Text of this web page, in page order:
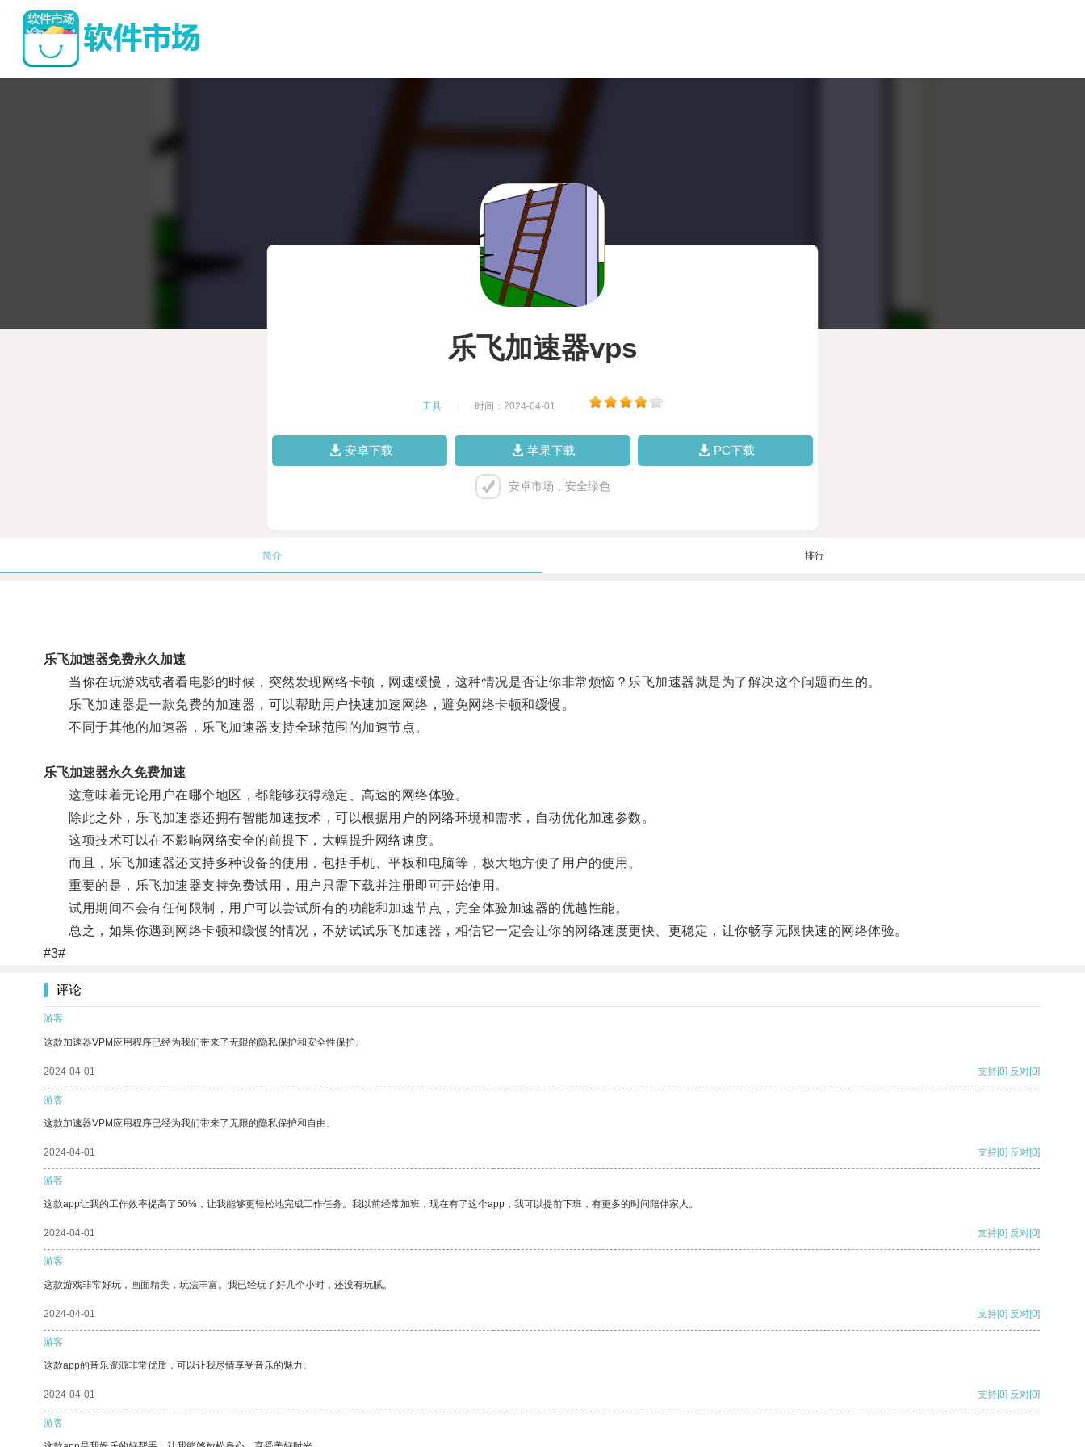
乐飞加速器vps
工具 时间：2024-04-01
安卓下载 苹果下载 PC下载
安卓市场，安全绿色
简介 排行
乐飞加速器免费永久加速
当你在玩游戏或者看电影的时候，突然发现网络卡顿，网速缓慢，这种情况是否让你非常烦恼？乐飞加速器就是为了解决这个问题而生的。
乐飞加速器是一款免费的加速器，可以帮助用户快速加速网络，避免网络卡顿和缓慢。
不同于其他的加速器，乐飞加速器支持全球范围的加速节点。
乐飞加速器永久免费加速
这意味着无论用户在哪个地区，都能够获得稳定、高速的网络体验。
除此之外，乐飞加速器还拥有智能加速技术，可以根据用户的网络环境和需求，自动优化加速参数。
这项技术可以在不影响网络安全的前提下，大幅提升网络速度。
而且，乐飞加速器还支持多种设备的使用，包括手机、平板和电脑等，极大地方便了用户的使用。
重要的是，乐飞加速器支持免费试用，用户只需下载并注册即可开始使用。
试用期间不会有任何限制，用户可以尝试所有的功能和加速节点，完全体验加速器的优越性能。
总之，如果你遇到网络卡顿和缓慢的情况，不妨试试乐飞加速器，相信它一定会让你的网络速度更快、更稳定，让你畅享无限快速的网络体验。
#3#
评论
游客
这款加速器VPM应用程序已经为我们带来了无限的隐私保护和安全性保护。
2024-04-01 支持[0] 反对[0]
游客
这款加速器VPM应用程序已经为我们带来了无限的隐私保护和自由。
2024-04-01 支持[0] 反对[0]
游客
这款app让我的工作效率提高了50%，让我能够更轻松地完成工作任务。我以前经常加班，现在有了这个app，我可以提前下班，有更多的时间陪伴家人。
2024-04-01 支持[0] 反对[0]
游客
这款游戏非常好玩，画面精美，玩法丰富。我已经玩了好几个小时，还没有玩腻。
2024-04-01 支持[0] 反对[0]
游客
这款app的音乐资源非常优质，可以让我尽情享受音乐的魅力。
2024-04-01 支持[0] 反对[0]
游客